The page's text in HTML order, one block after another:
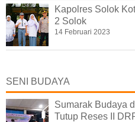
Kapolres Solok
2 Solok
14 Februari 2023
SENI BUDAYA
Sumarak Budaya
Tutup Reses II